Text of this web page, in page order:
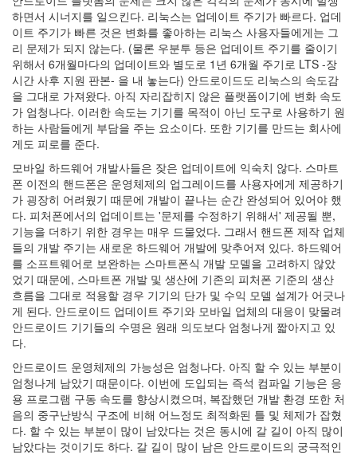
하면서 시너지를 일으킨다. 리눅스는 업데이트 주기가 빠르다. 업데
이트 주기가 빠른 것은 변화를 좋아하는 리눅스 사용자들에게는 그
리 문제가 되지 않는다. (물론 우분투 등은 업데이트 주기를 줄이기
위해서 6개월마다의 업데이트와 별도로 1년 6개월 주기로 LTS -장
시간 사후 지원 판본- 을 내 놓는다) 안드로이드도 리눅스의 속도감
을 그대로 가져왔다. 아직 자리잡히지 않은 플랫폼이기에 변화 속도
가 엄청나다. 이러한 속도는 기기를 목적이 아닌 도구로 사용하기 원
하는 사람들에게 부담을 주는 요소이다. 또한 기기를 만드는 회사에
게도 피로를 준다.
모바일 하드웨어 개발사들은 잦은 업데이트에 익숙치 않다. 스마트
폰 이전의 핸드폰은 운영체제의 업그레이드를 사용자에게 제공하기
가 굉장히 어려웠기 때문에 개발이 끝나는 순간 완성되어 있어야 했
다. 피처폰에서의 업데이트는 '문제를 수정하기 위해서' 제공될 뿐,
기능을 더하기 위한 경우는 매우 드물었다. 그래서 핸드폰 제작 업체
들의 개발 주기는 새로운 하드웨어 개발에 맞추어져 있다. 하드웨어
를 소프트웨어로 보완하는 스마트폰식 개발 모델을 고려하지 않았
었기 때문에, 스마트폰 개발 및 생산에 기존의 피처폰 기준의 생산
흐름을 그대로 적용할 경우 기기의 단가 및 수익 모델 설계가 어긋나
게 된다. 안드로이드 업데이트 주기와 모바일 업체의 대응이 맞물려
안드로이드 기기들의 수명은 원래 의도보다 엄청나게 짧아지고 있
다.
안드로이드 운영체제의 가능성은 엄청나다. 아직 할 수 있는 부분이
엄청나게 남았기 때문이다. 이번에 도입되는 즉석 컴파일 기능은 응
용 프로그램 구동 속도를 향상시켰으며, 복잡했던 개발 환경 또한 처
음의 중구난방식 구조에 비해 어느정도 최적화된 틀 및 체제가 잡혔
다. 할 수 있는 부분이 많이 남았다는 것은 동시에 갈 길이 아직 많이
남았다는 것이기도 하다. 갈 길이 많이 남은 안드로이드의 궁극적인
자
인
터
페
이...
playground
2.0
일
상
적
인
사
기
나
무
Steve
Jobs,
1955~2011
구
글
플
스
소
고
융
합
학